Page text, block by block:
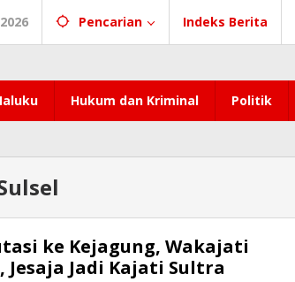
Pencarian Indeks Berita
Hukum dan Kriminal Politik
ke Kejagung, Wakajati
Jesaja Jadi Kajati Sultra